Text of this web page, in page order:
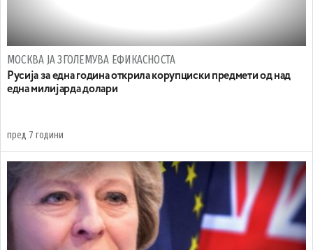
МОСКВА ЈА ЗГОЛЕМУВА ЕФИКАСНОСТА
Русија за една година открила корупциски предмети од над
една милијарда долари
пред 7 години